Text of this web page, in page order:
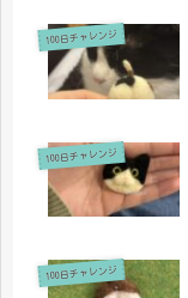
100日チャレンジ
100日チャレンジ
100日チャレンジ